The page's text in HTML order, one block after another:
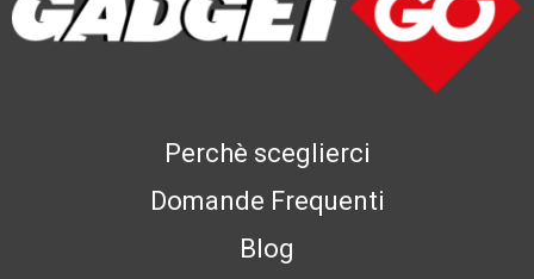
Perchè sceglierci
Domande Frequenti
Blog